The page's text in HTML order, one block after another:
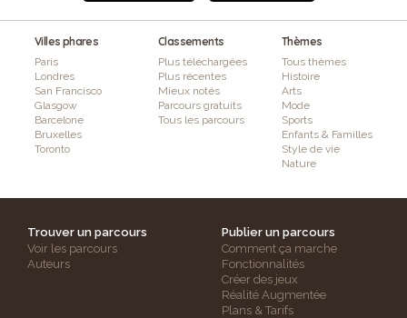
Villes phares
Paris
Londres
San Francisco
Glasgow
Barcelone
Bruxelles
Toronto
Classements
Plus téléchargées
Plus récentes
Mieux notés
Parcours gratuits
Tous les parcours
Thèmes
Tous thèmes
Histoire
Arts
Mode
Sports
Enfants & Familles
Style de vie
Nature
Trouver un parcours
Voir les parcours
Auteurs
Publier un parcours
Comment ça marche
Fonctionnalités
Créer des jeux
Réalité Augmentée
Plans & Tarifs